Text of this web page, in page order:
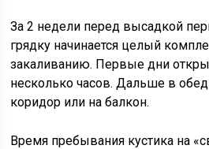
За 2 недели перед высадкой
грядку начинается целый
закаливанию. Первые дни
несколько часов. Дальше в
коридор или на балкон.
Время пребывания кустика на